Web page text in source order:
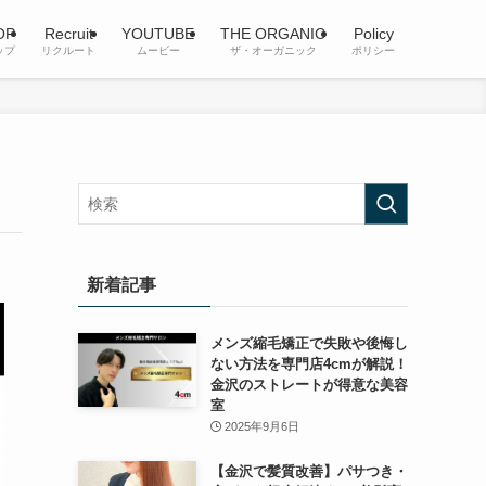
プ
Recruit
リクルート
YOUTUBE
ムービー
THE ORGANIC
ザ・オーガニック
Policy
ポリシー
新着記事
メンズ縮毛矯正で失敗や後悔し
ない方法を専門店4cmが解説！
金沢のストレートが得意な美容
室
2025年9月6日
【金沢で髪質改善】パサつき・